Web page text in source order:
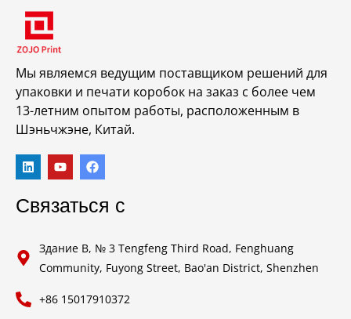
Мы являемся ведущим поставщиком решений для
упаковки и печати коробок на заказ с более чем
13-летним опытом работы, расположенным в
Шэньчжэне, Китай.
Связаться с
Здание B, № 3 Tengfeng Third Road, Fenghuang
Community, Fuyong Street, Bao'an District, Shenzhen
+86 15017910372